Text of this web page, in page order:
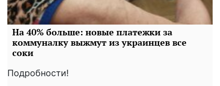
На 40% больше: новые платежки за
коммуналку выжмут из украинцев все
соки
Подробности!